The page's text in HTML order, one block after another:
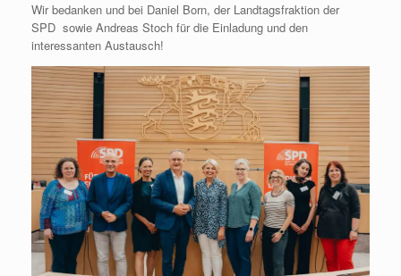
Wir bedanken und bei Daniel Born, der Landtagsfraktion der
SPD sowie Andreas Stoch für die Einladung und den
interessanten Austausch!